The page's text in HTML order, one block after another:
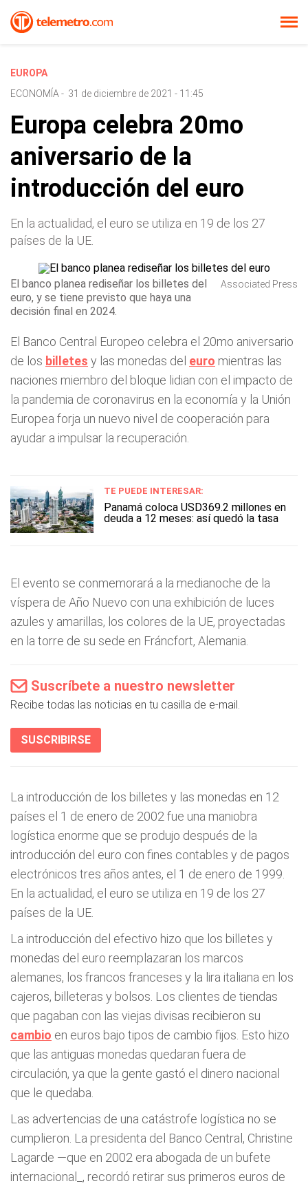
EUROPA
ECONOMÍA - 31 de diciembre de 2021 - 11:45
Europa celebra 20mo
aniversario de la
introducción del euro
En la actualidad, el euro se utiliza en 19 de los 27
países de la UE.
El banco planea rediseñar los billetes del
euro, y se tiene previsto que haya una
decisión final en 2024.
Associated Press
El Banco Central Europeo celebra el 20mo aniversario
de los billetes y las monedas del euro mientras las
naciones miembro del bloque lidian con el impacto de
la pandemia de coronavirus en la economía y la Unión
Europea forja un nuevo nivel de cooperación para
ayudar a impulsar la recuperación.
TE PUEDE INTERESAR:
Panamá coloca USD369.2 millones en
deuda a 12 meses: así quedó la tasa
El evento se conmemorará a la medianoche de la
víspera de Año Nuevo con una exhibición de luces
azules y amarillas, los colores de la UE, proyectadas
en la torre de su sede en Fráncfort, Alemania.
Suscríbete a nuestro newsletter
Recibe todas las noticias en tu casilla de e-mail.
SUSCRIBIRSE
La introducción de los billetes y las monedas en 12
países el 1 de enero de 2002 fue una maniobra
logística enorme que se produjo después de la
introducción del euro con fines contables y de pagos
electrónicos tres años antes, el 1 de enero de 1999.
En la actualidad, el euro se utiliza en 19 de los 27
países de la UE.
La introducción del efectivo hizo que los billetes y
monedas del euro reemplazaran los marcos
alemanes, los francos franceses y la lira italiana en los
cajeros, billeteras y bolsos. Los clientes de tiendas
que pagaban con las viejas divisas recibieron su
cambio en euros bajo tipos de cambio fijos. Esto hizo
que las antiguas monedas quedaran fuera de
circulación, ya que la gente gastó el dinero nacional
que le quedaba.
Las advertencias de una catástrofe logística no se
cumplieron. La presidenta del Banco Central, Christine
Lagarde —que en 2002 era abogada de un bufete
internacional_, recordó retirar sus primeros euros de